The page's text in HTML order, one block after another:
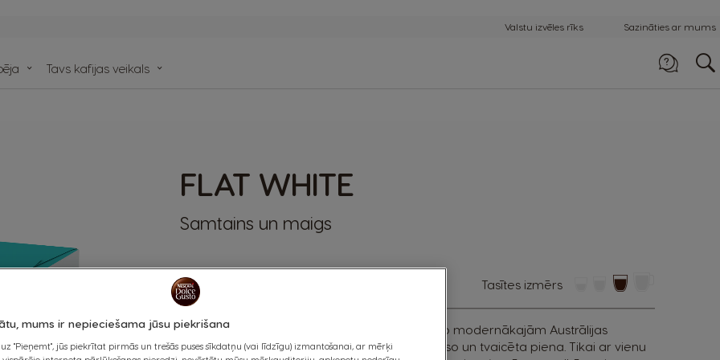
Valstu izvēles rīks Sazināties ar mums
Tavs kafijas veikals
FLAT WHITE
Samtains un maigs
KAPSULAS: tasītes izmērs
Atklājiet Flat White - krēmīgo gardumu tieši no modernākajām Austrālijas
kafejnīcām! Flat White ir pagatavots no espreso un tvaicēta piena. Tikai ar vienu
mums ir nepieciešama jūsu piekrišana
"Pieņemt", jūs piekrītat pirmās un trešās puses sīkdatņu (vai līdzīgu) izmantošanai, ar mērķi